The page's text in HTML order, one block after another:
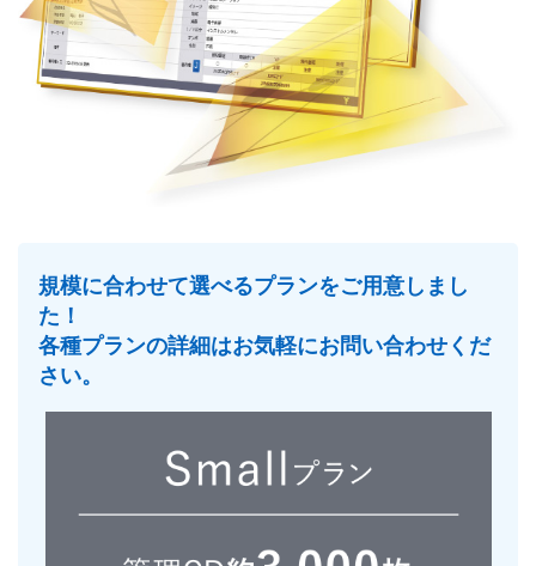
規模に合わせて選べるプランをご用意しまし
た！
各種プランの詳細はお気軽にお問い合わせくだ
さい。